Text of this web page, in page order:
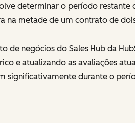
determinar o período
na metade de um contrato de
de negócios do Sales Hub da
e atualizando as avaliações
significativamente durante o